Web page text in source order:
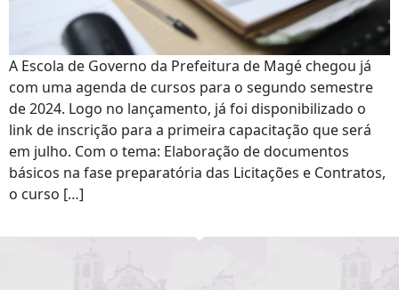
A Escola de Governo da Prefeitura de Magé chegou já
com uma agenda de cursos para o segundo semestre
de 2024. Logo no lançamento, já foi disponibilizado o
link de inscrição para a primeira capacitação que será
em julho. Com o tema: Elaboração de documentos
básicos na fase preparatória das Licitações e Contratos,
o curso […]